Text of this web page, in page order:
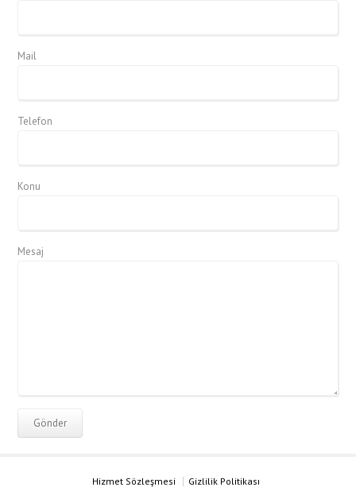
Mail
Telefon
Konu
Mesaj
Hizmet Sözleşmesi Gizlilik Politikası